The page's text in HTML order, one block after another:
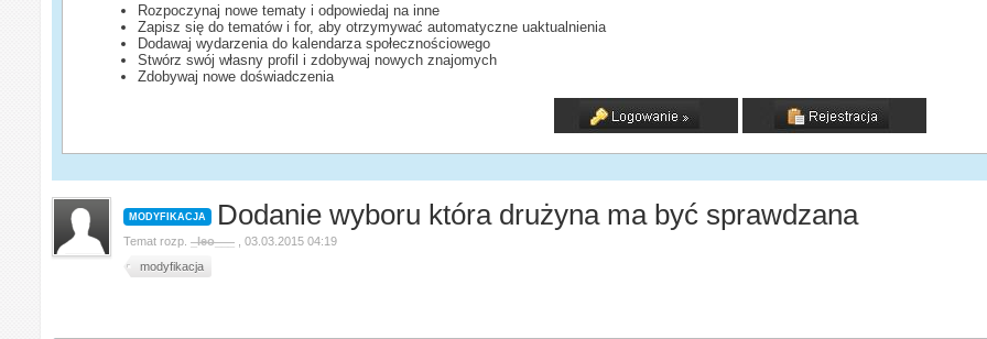
Rozpoczynaj nowe tematy i odpowiedaj na inne
Zapisz się do tematów i for, aby otrzymywać automatyczne uaktualnienia
Dodawaj wydarzenia do kalendarza społecznościowego
Stwórz swój własny profil i zdobywaj nowych znajomych
Zdobywaj nowe doświadczenia
MODYFIKACJA Dodanie wyboru która drużyna ma być sprawdzana
Temat rozp._leo___ ,03.03.2015 04:19
modyfikacja